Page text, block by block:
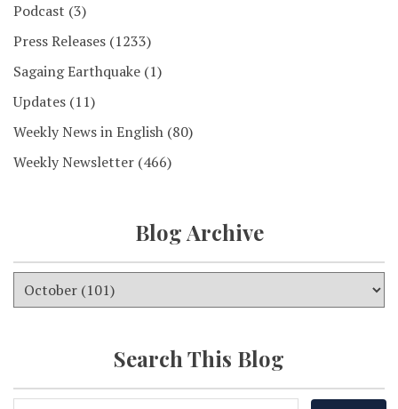
Podcast (3)
Press Releases (1233)
Sagaing Earthquake (1)
Updates (11)
Weekly News in English (80)
Weekly Newsletter (466)
Blog Archive
Search This Blog